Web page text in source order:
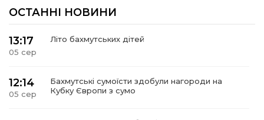
ОСТАННІ НОВИНИ
13:17
05 сер
Літо бахмутських дітей
12:14
05 сер
Бахмутські сумоїсти здобули нагороди на
Кубку Європи з сумо